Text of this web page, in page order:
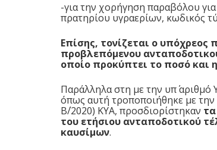
-για την χορήγηση παραβόλου για
πρατηρίου υγραερίων, κωδικός
Επίσης, τονίζεται ο
προβλεπόμενου
οποίο προκύπτει το ποσό και
Παράλληλα στη με την υπ΄ αριθμό
όπως αυτή τροποποιήθηκε με την
Β΄/2020) ΚΥΑ, προσδιορίστηκαν
του ετήσιου ανταποδοτικού
καυσίμων.